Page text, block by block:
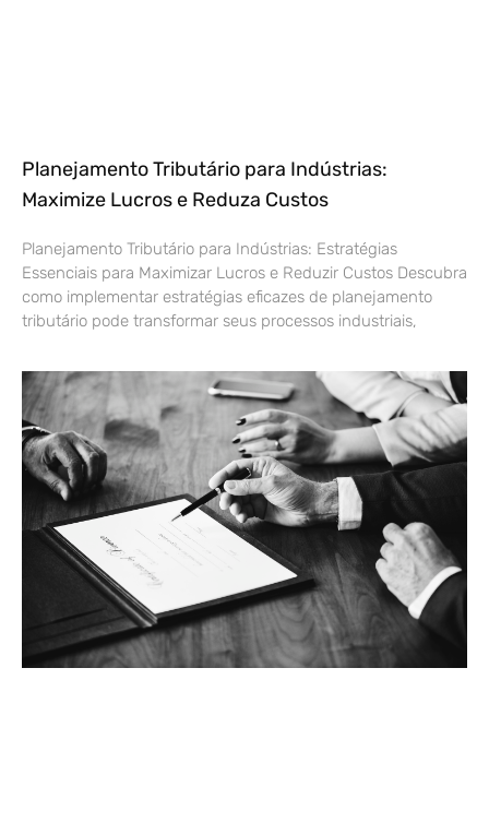
Planejamento Tributário para Indústrias:
Maximize Lucros e Reduza Custos
Planejamento Tributário para Indústrias: Estratégias
Essenciais para Maximizar Lucros e Reduzir Custos Descubra
como implementar estratégias eficazes de planejamento
tributário pode transformar seus processos industriais,